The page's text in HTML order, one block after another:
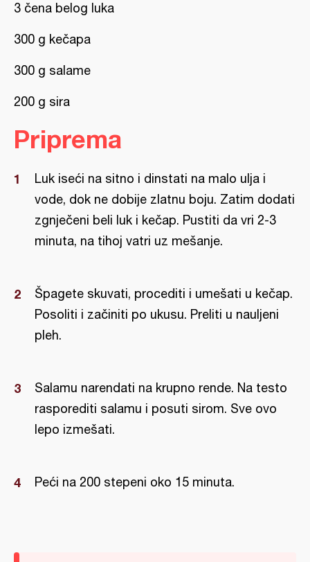
3 čena belog luka
300 g kečapa
300 g salame
200 g sira
Priprema
Luk iseći na sitno i dinstati na malo ulja i
vode, dok ne dobije zlatnu boju. Zatim dodati
zgnječeni beli luk i kečap. Pustiti da vri 2-3
minuta, na tihoj vatri uz mešanje.
Špagete skuvati, procediti i umešati u kečap.
Posoliti i začiniti po ukusu. Preliti u nauljeni
pleh.
Salamu narendati na krupno rende. Na testo
rasporediti salamu i posuti sirom. Sve ovo
lepo izmešati.
Peći na 200 stepeni oko 15 minuta.